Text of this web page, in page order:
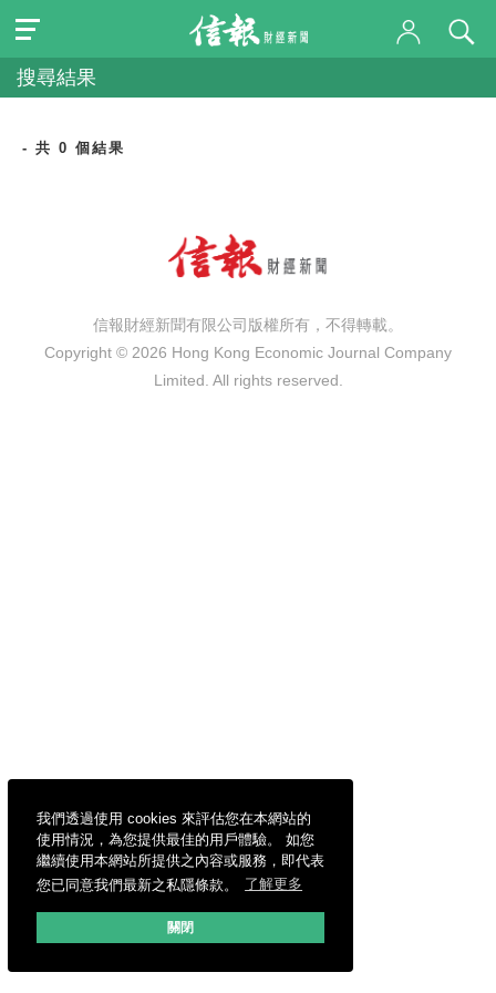
我們透過使用 cookies 來評估您在本網站的
使用情況，為您提供最佳的用戶體驗。 如您
繼續使用本網站所提供之內容或服務，即代表
您已同意我們最新之私隱條款。
了解更多
關閉
搜尋結果
- 共 0 個結果
信報財經新聞有限公司版權所有，不得轉載。
Copyright © 2026 Hong Kong Economic Journal Company
Limited. All rights reserved.